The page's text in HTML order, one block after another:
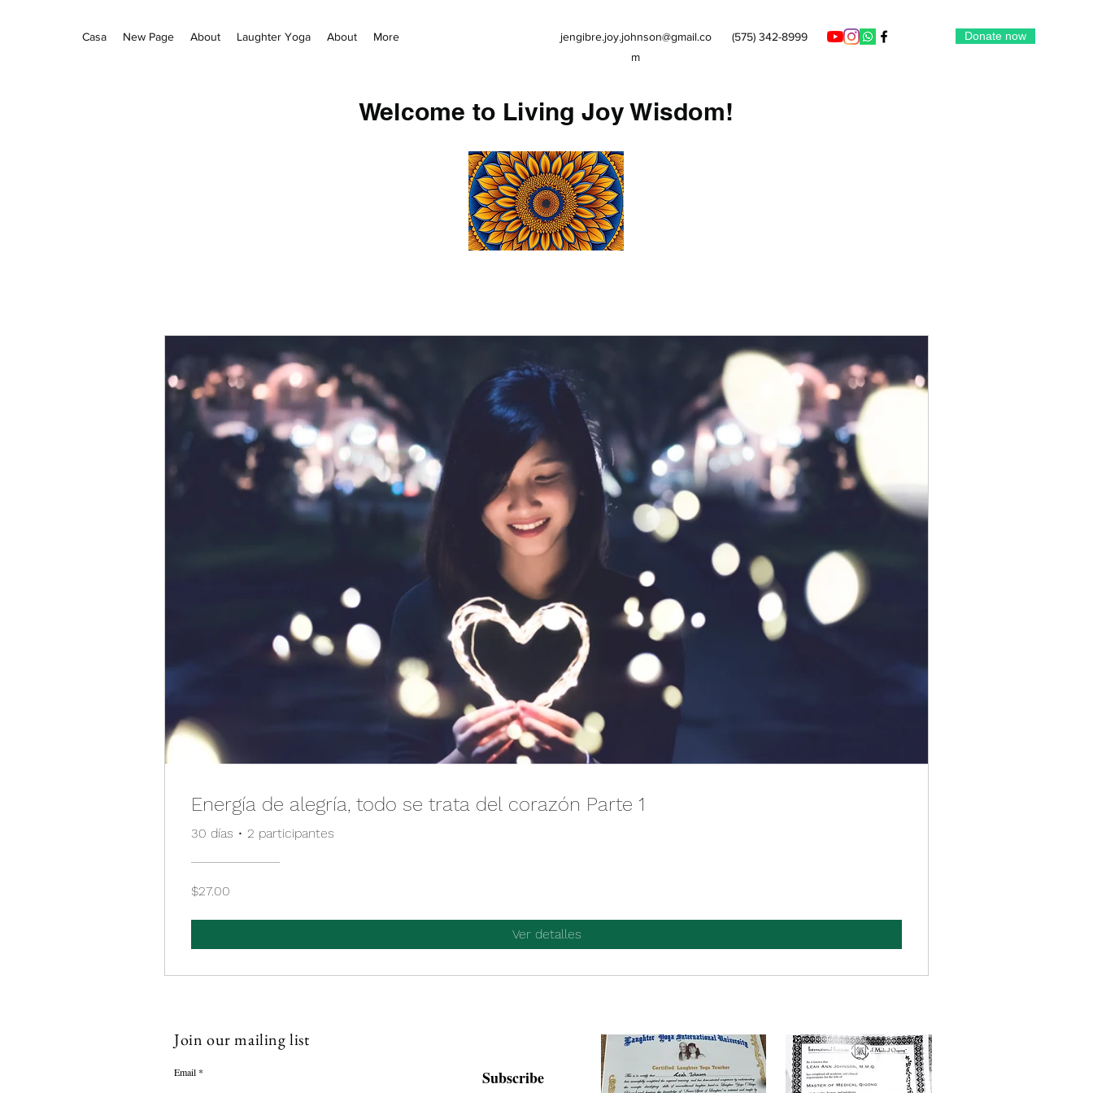
Casa New Page About Laughter Yoga About More
jengibre.joy.johnson@gmail.co
m
(575) 342-8999 Donate now
Welcome to Living Joy Wisdom!
Energía de alegría, todo se trata del corazón Parte 1
30 días • 2 participantes
$27.00
Ver detalles
Join our mailing list
Email Subscribe